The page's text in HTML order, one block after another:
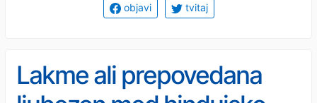
objavi tvitaj
Lakme ali prepovedana